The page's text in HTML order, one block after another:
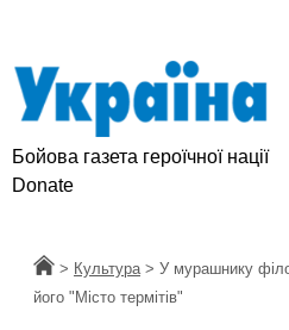
Бойова газета героїчної нації
Donate
Головна
> Культура > У мурашнику
його "Місто термітів"